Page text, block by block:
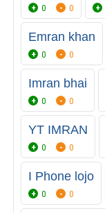
0 0
Emran khan
0 0
Imran bhai
0 0
YT IMRAN
0 0
I Phone lojo
0 0